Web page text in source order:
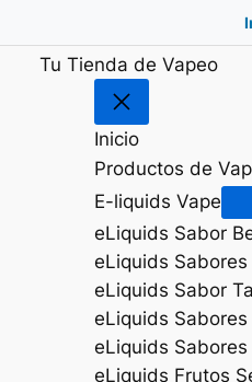
Tu Tienda de Vapeo
Inicio
Productos de
E-liquids Vape
eLiquids Sabor
eLiquids Sabores
eLiquids Sabor
eLiquids Sabores
eLiquids Sabores
eLiquids Frutos